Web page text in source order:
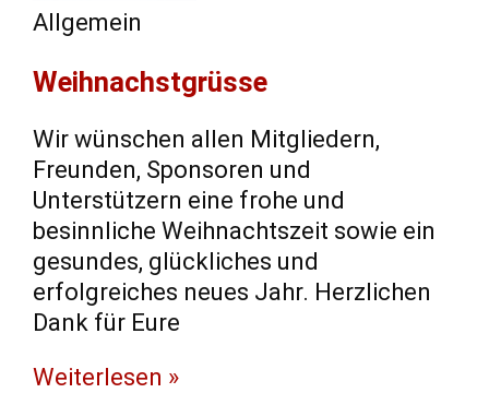
Allgemein
Weihnachstgrüsse
Wir wünschen allen Mitgliedern,
Freunden, Sponsoren und
Unterstützern eine frohe und
besinnliche Weihnachtszeit sowie ein
gesundes, glückliches und
erfolgreiches neues Jahr. Herzlichen
Dank für Eure
Weiterlesen »